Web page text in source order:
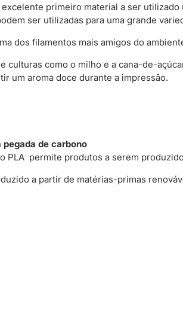
excelente primeiro material a ser
ser utilizadas para uma grande
dos filamentos mais amigos do
culturas como o milho e a cana-de-
um aroma doce durante a impressão.
pegada de carbono
PLA permite produtos a serem
a partir de matérias-primas